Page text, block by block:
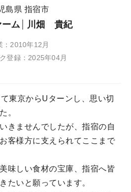
島県 指宿市
ーム 川畑 貴紀
：2010年12月
登録：2025年04月
東京からUターンし、思い切
。
きませんでしたが、指宿の自
客様方に支えられてここまで
味しい食材の宝庫、指宿へ皆
たいと願っています。